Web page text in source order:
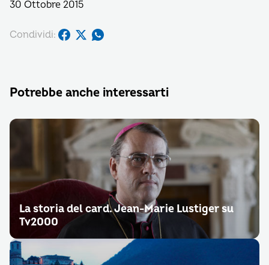
30 Ottobre 2015
Condividi:
Potrebbe anche interessarti
La storia del card. Jean-Marie Lustiger su
Tv2000